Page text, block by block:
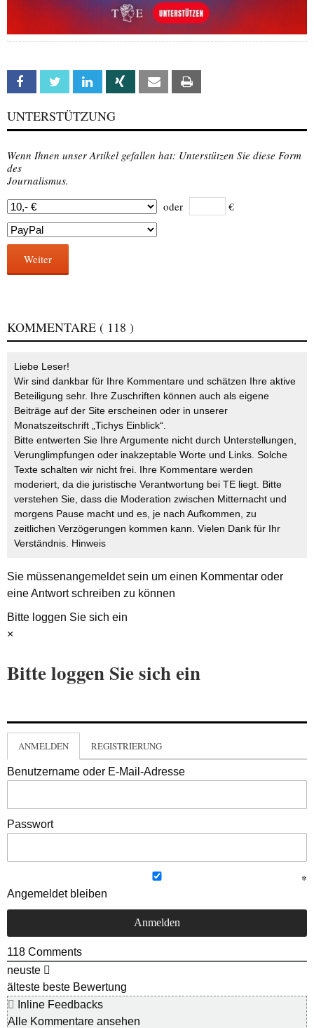
Facebook Twitter Linkedin Xing Email
UNTERSTÜTZUNG
Wenn Ihnen unser Artikel gefallen hat: Unterstützen Sie diese Form
des
Journalismus.
oder
€
Weiter
KOMMENTARE ( 118 )
Liebe Leser!
Wir sind dankbar für Ihre Kommentare und schätzen Ihre aktive
Beteiligung sehr. Ihre Zuschriften können auch als eigene
Beiträge auf der Site erscheinen oder in unserer
Monatszeitschrift „Tichys Einblick“.
Bitte entwerten Sie Ihre Argumente nicht durch Unterstellungen,
Verunglimpfungen oder inakzeptable Worte und Links. Solche
Texte schalten wir nicht frei. Ihre Kommentare werden
moderiert, da die juristische Verantwortung bei TE liegt. Bitte
verstehen Sie, dass die Moderation zwischen Mitternacht und
morgens Pause macht und es, je nach Aufkommen, zu
zeitlichen Verzögerungen kommen kann. Vielen Dank für Ihr
Verständnis. Hinweis
Sie müssenangemeldetsein um einen Kommentar oder
eine Antwort schreiben zu können
Bitte loggen Sie sich ein
×
Bitte loggen Sie sich ein
ANMELDEN REGISTRIERUNG
Benutzername oder E-Mail-Adresse
Passwort
Angemeldet bleiben
118 Comments
neuste
älteste beste Bewertung
Inline Feedbacks
Alle Kommentare ansehen